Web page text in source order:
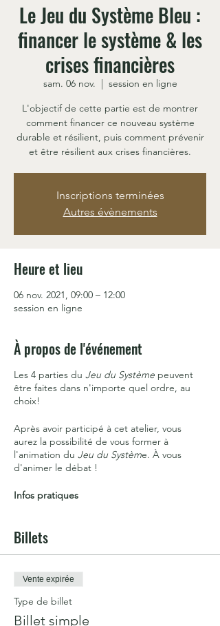
Le Jeu du Système Bleu :
financer le système & les
crises financières
sam. 06 nov.
  |
session en ligne
L'objectif de cette partie est de montrer
comment financer ce nouveau système
durable et résilient, puis comment prévenir
et être résilient aux crises financières.
Inscriptions terminées
Autres évènements
Heure et lieu
06 nov. 2021, 09:00 – 12:00
session en ligne
À propos de l'événement
Les 4 parties du Jeu du Système peuvent
être faites dans n'importe quel ordre, au
choix!
Après avoir participé à cet atelier, vous
aurez la possibilité de vous former à
l'animation du Jeu du Système. À vous
d'animer le débat !
Infos pratiques
assurer la fluidité des échanges, ainsi qu'un
envoyés par mail la veille.
· Merci d'arriver 5mn en avance pour
commencer et terminer à l'heure.
Billets
Vente expirée
Type de billet
Billet simple